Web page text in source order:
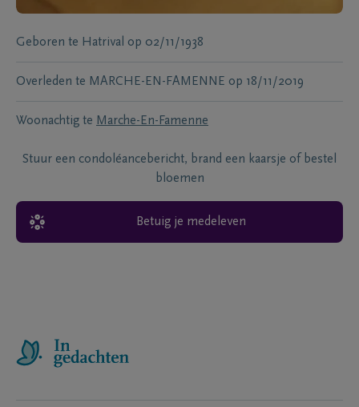
Geboren te Hatrival op 02/11/1938
Overleden te MARCHE-EN-FAMENNE op 18/11/2019
Woonachtig te Marche-En-Famenne
Stuur een condoléancebericht, brand een kaarsje of bestel
bloemen
Betuig je medeleven